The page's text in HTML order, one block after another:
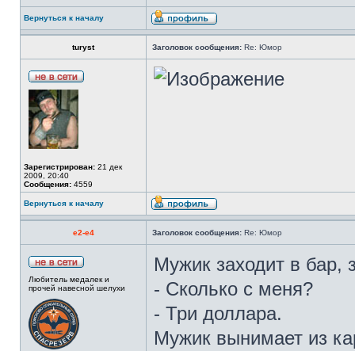
Вернуться к началу
turyst Заголовок сообщения: Re: Юмор
Зарегистрирован: 21 дек
2009, 20:40
Сообщения: 4559
Вернуться к началу
e2-e4 Заголовок сообщения: Re: Юмор
Любитель медалек и
прочей навесной шелухи
Мужик заходит в бар,
- Сколько с меня?
- Три доллара.
Мужик вынимает из